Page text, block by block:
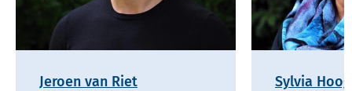
Jeroen van Riet Sylvia